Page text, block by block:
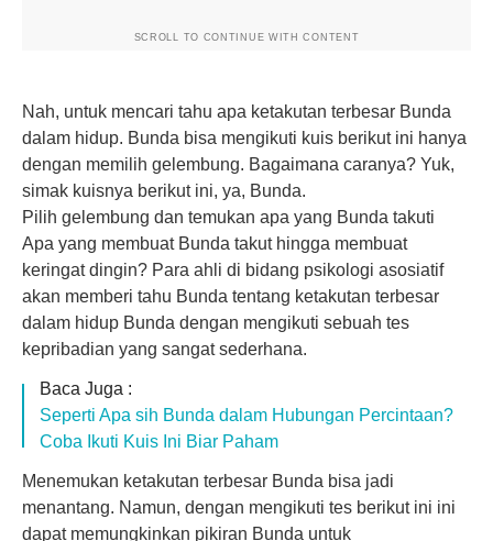
SCROLL TO CONTINUE WITH CONTENT
Nah, untuk mencari tahu apa ketakutan terbesar Bunda
dalam hidup. Bunda bisa mengikuti kuis berikut ini hanya
dengan memilih gelembung. Bagaimana caranya? Yuk,
simak kuisnya berikut ini, ya, Bunda.
Pilih gelembung dan temukan apa yang Bunda takuti
Apa yang membuat Bunda takut hingga membuat
keringat dingin? Para ahli di bidang psikologi asosiatif
akan memberi tahu Bunda tentang ketakutan terbesar
dalam hidup Bunda dengan mengikuti sebuah tes
kepribadian yang sangat sederhana.
Baca Juga :
Seperti Apa sih Bunda dalam Hubungan Percintaan?
Coba Ikuti Kuis Ini Biar Paham
Menemukan ketakutan terbesar Bunda bisa jadi
menantang. Namun, dengan mengikuti tes berikut ini ini
dapat memungkinkan pikiran Bunda untuk